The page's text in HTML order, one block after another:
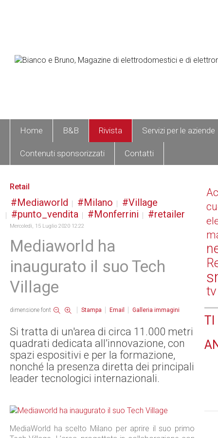
Home B&B Rivista Servizi per le aziende
Contenuti sponsorizzati Contatti
Retail
Mediaworld Milano
Village
punto_vendita
Monferrini retailer
Mercoledì, 15 Luglio 2020 12:22
Mediaworld ha
inaugurato il suo Tech
Village
dimensione font Stampa Email Galleria immagini
Si tratta di un'area di circa 11.000 metri
quadrati dedicata all’innovazione, con
spazi espositivi e per la formazione,
nonché la presenza diretta dei principali
leader tecnologici internazionali.
MediaWorld ha scelto Milano per aprire il suo primo
tv
TI